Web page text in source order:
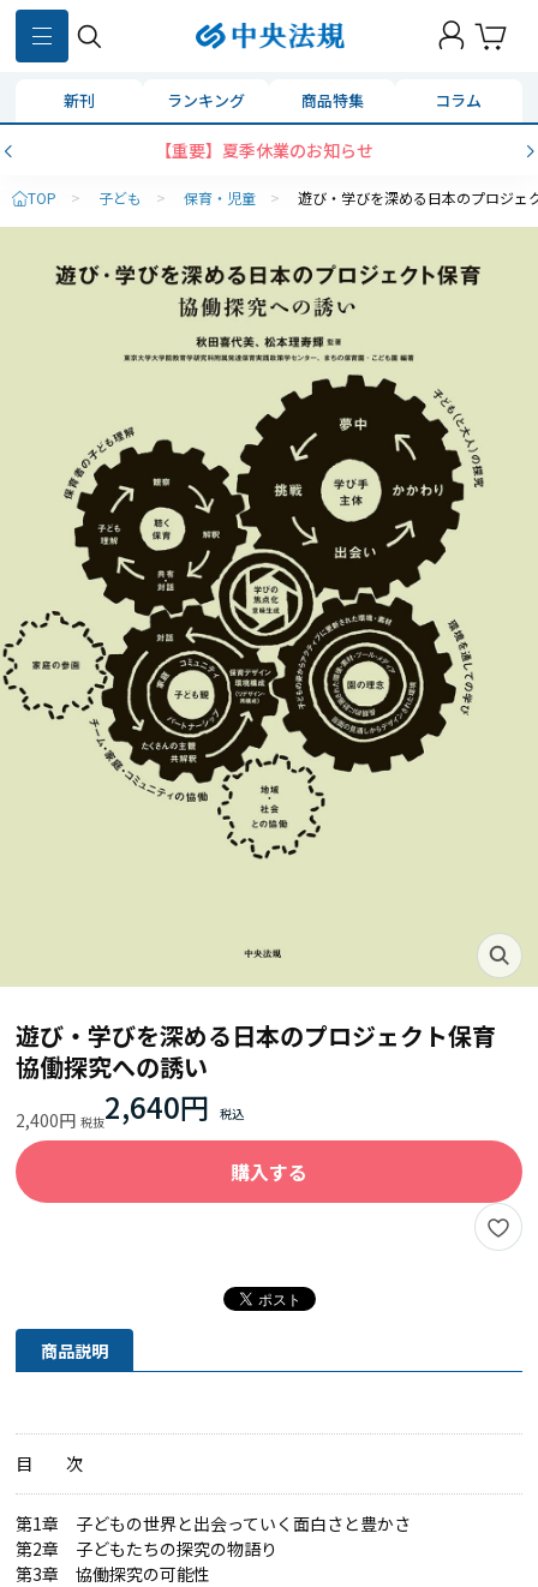
新刊 ランキング 商品特集 コラム
【重要】夏季休業のお知らせ
TOP > 子ども > 保育・児童 > 遊び・学びを深める日本のプロジ
遊び・学びを深める日本のプロジェクト保育
協働探究への誘い
2,400円 2,640円
購入する
商品説明
目 次
第1章 子どもの世界と出会っていく面白さと豊かさ
第2章 子どもたちの探究の物語り
第3章 協働探究の可能性